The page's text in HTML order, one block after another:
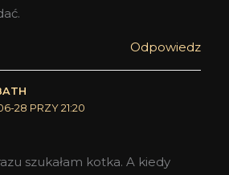
Odpowiedz
28 PRZY 21:20
szukałam kotka. A kiedy